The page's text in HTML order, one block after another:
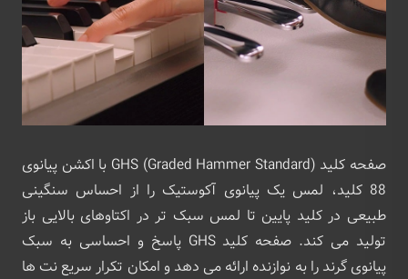
صفحه کلید GHS (Graded Hammer Standard) با اکشن پیانوی
88 کلید، لمس یک پیانوی آکوستیک را از احساس سنگینی
طبیعی در کلید پایین تا لمس سبک تر در اکتاوهای بالایی باز
تولید می کند. صفحه کلید GHS پاسخ و احساسی به سبک
پیانوی گرند را به نوازنده ارائه می دهد و امکان تکرار سریع نت ها